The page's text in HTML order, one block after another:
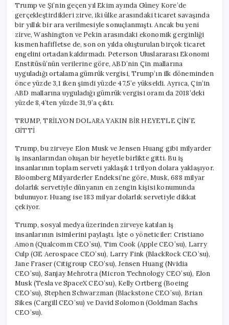
Trump ve Şi’nin geçen yıl Ekim ayında Güney Kore’de
gerçekleştirdikleri zirve, iki ülke arasındaki ticaret savaşında
bir yıllık bir ara verilmesiyle sonuçlanmıştı. Ancak bu yeni
zirve, Washington ve Pekin arasındaki ekonomik gerginliği
kısmen hafifletse de, son on yılda oluşturulan birçok ticaret
engelini ortadan kaldırmadı. Peterson Uluslararası Ekonomi
Enstitüsü’nün verilerine göre, ABD’nin Çin mallarına
uyguladığı ortalama gümrük vergisi, Trump’ın ilk döneminden
önce yüzde 3,1 iken şimdi yüzde 47,5’e yükseldi. Ayrıca, Çin’in
ABD mallarına uyguladığı gümrük vergisi oranı da 2018’deki
yüzde 8,4’ten yüzde 31,9’a çıktı.
TRUMP, TRİLYON DOLARA YAKIN BİR HEYETLE ÇİN’E
GİTTİ
Trump, bu zirveye Elon Musk ve Jensen Huang gibi milyarder
iş insanlarından oluşan bir heyetle birlikte gitti. Bu iş
insanlarının toplam serveti yaklaşık 1 trilyon dolara yaklaşıyor.
Bloomberg Milyarderler Endeksi’ne göre, Musk, 688 milyar
dolarlık servetiyle dünyanın en zengin kişisi konumunda
bulunuyor. Huang ise 183 milyar dolarlık servetiyle dikkat
çekiyor.
Trump, sosyal medya üzerinden zirveye katılan iş
insanlarının isimlerini paylaştı. İşte o yöneticiler: Cristiano
Amon (Qualcomm CEO’su), Tim Cook (Apple CEO’su), Larry
Culp (GE Aerospace CEO’su), Larry Fink (BlackRock CEO’su),
Jane Fraser (Citigroup CEO’su), Jensen Huang (Nvidia
CEO’su), Sanjay Mehrotra (Micron Technology CEO’su), Elon
Musk (Tesla ve SpaceX CEO’su), Kelly Ortberg (Boeing
CEO’su), Stephen Schwarzman (Blackstone CEO’su), Brian
Sikes (Cargill CEO’su) ve David Solomon (Goldman Sachs
CEO’su).